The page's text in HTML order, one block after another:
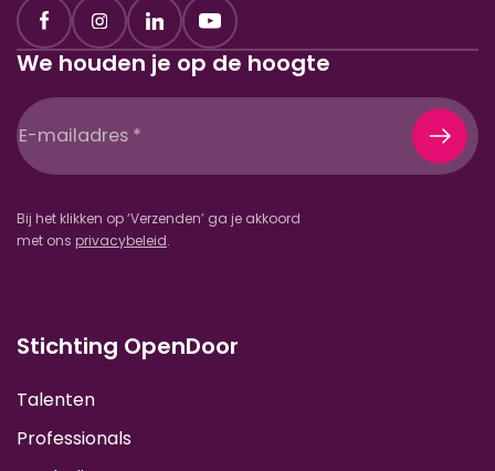
We houden je op de hoogte
E-
mailadres
Bij het klikken op ‘Verzenden’ ga je akkoord
met ons privacybeleid.
Stichting OpenDoor
Talenten
Professionals